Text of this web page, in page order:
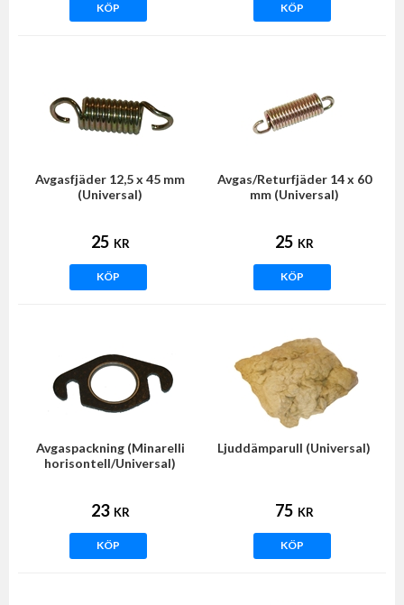
KÖP KÖP
Avgasfjäder 12,5 x 45 mm
(Universal)
25 KR
KÖP
Avgas/Returfjäder 14 x 60
mm (Universal)
25 KR
KÖP
Avgaspackning (Minarelli
horisontell/Universal)
23 KR
KÖP
Ljuddämparull (Universal)
75 KR
KÖP